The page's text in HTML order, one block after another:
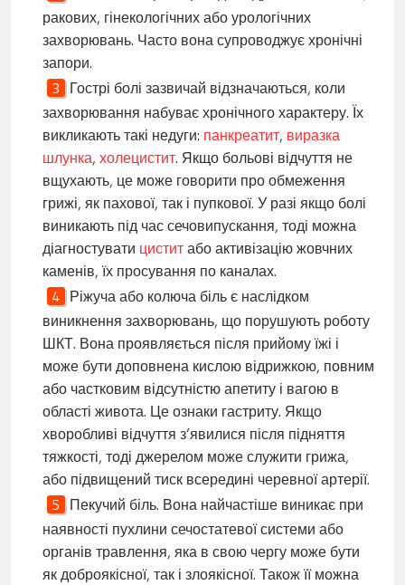
ракових, гінекологічних або урологічних
захворювань. Часто вона супроводжує хронічні
запори.
Гострі болі зазвичай відзначаються, коли
захворювання набуває хронічного характеру. Їх
викликають такі недуги: панкреатит, виразка
шлунка, холецистит. Якщо больові відчуття не
вщухають, це може говорити про обмеження
грижі, як пахової, так і пупкової. У разі якщо болі
виникають під час сечовипускання, тоді можна
діагностувати циститабо активізацію жовчних
каменів, їх просування по каналах.
Ріжуча або колюча біль є наслідком
виникнення захворювань, що порушують роботу
ШКТ. Вона проявляється після прийому їжі і
може бути доповнена кислою відрижкою, повним
або частковим відсутністю апетиту і вагою в
області живота. Це ознаки гастриту. Якщо
хворобливі відчуття з’явилися після підняття
тяжкості, тоді джерелом може служити грижа,
або підвищений тиск всередині черевної артерії.
Пекучий біль. Вона найчастіше виникає при
наявності пухлини сечостатевої системи або
органів травлення, яка в свою чергу може бути
як доброякісної, так і злоякісної. Також її можна